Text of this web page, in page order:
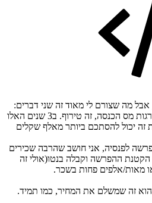
מה שצורם לי מאוד זה שני דברים:
1. ביטול ההצמדה למדד של מדרגות מס הכנסה, זה טירוף. ב3 שנים האלו
זה יכול להסתכם ביותר מאלף שקלים
לפנסיה, אני חושב שהרבה שכירים
ההפרשה וקבלה בנטו(אולי זה
מאות/אלפים פחות בשכר.
הוא זה שמשלם את המחיר, כמו תמיד.